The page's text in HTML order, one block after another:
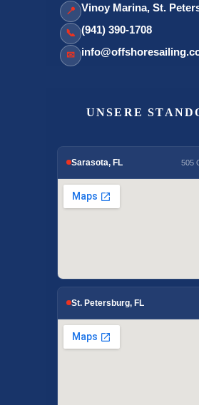
📍 Vinoy Marina, St.
📞 (941) 390-1708
✉
UNSERE
Sarasota, FL 505
St. Petersburg, FL